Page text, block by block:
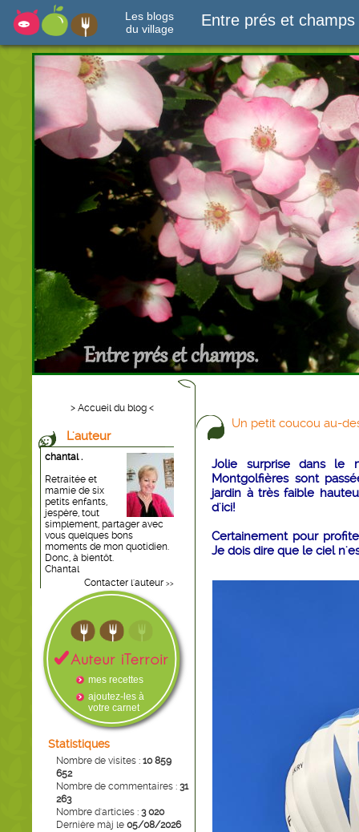
Les blogs
du village
Entre prés et champs
> Accueil du blog <
L'auteur
chantal .
Retraitée et
mamie de six
petits enfants,
jespère, tout
simplement, partager avec
vous quelques bons
moments de mon quotidien.
Donc, à bientôt.
Chantal
Contacter l'auteur >>
mes recettes
ajoutez-les à
votre carnet
Statistiques
Nombre de visites : 10 859
652
Nombre de commentaires : 31
263
Nombre d'articles : 3 020
Dernière màj le 05/08/2026
Un petit coucou au-
Jolie surprise dans
Montgolfières sont
jardin à très faible
d'ici!
Certainement pour
Je dois dire que le ciel